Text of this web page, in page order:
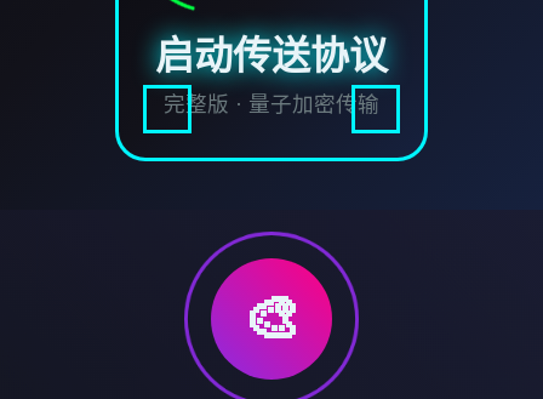
启动传送协议
完整版 · 量子加密传输
🎨